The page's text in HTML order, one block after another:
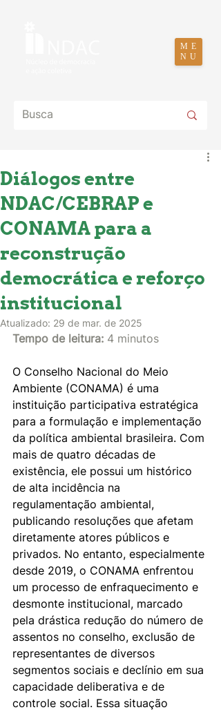
ME
NU
Diálogos entre
NDAC/CEBRAP e
CONAMA para a
reconstrução
democrática e reforço
institucional
Atualizado: 29 de mar. de 2025
Tempo de leitura: 4 minutos
O Conselho Nacional do Meio
Ambiente (CONAMA) é uma
instituição participativa estratégica
para a formulação e implementação
da política ambiental brasileira. Com
mais de quatro décadas de
existência, ele possui um histórico
de alta incidência na
regulamentação ambiental,
publicando resoluções que afetam
diretamente atores públicos e
privados. No entanto, especialmente
desde 2019, o CONAMA enfrentou
um processo de enfraquecimento e
desmonte institucional, marcado
pela drástica redução do número de
assentos no conselho, exclusão de
representantes de diversos
segmentos sociais e declínio em sua
capacidade deliberativa e de
controle social. Essa situação